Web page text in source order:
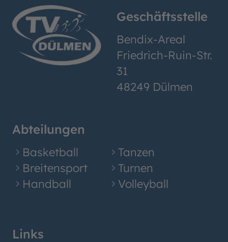
Geschäftsstelle
Bendix-Areal
Friedrich-Ruin-Str.
31
48249 Dülmen
Abteilungen
Basketball
Breitensport
Handball
Tanzen
Turnen
Volleyball
Links